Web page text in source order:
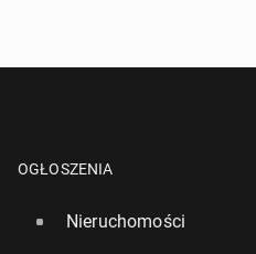
OGŁOSZENIA
Nieruchomości